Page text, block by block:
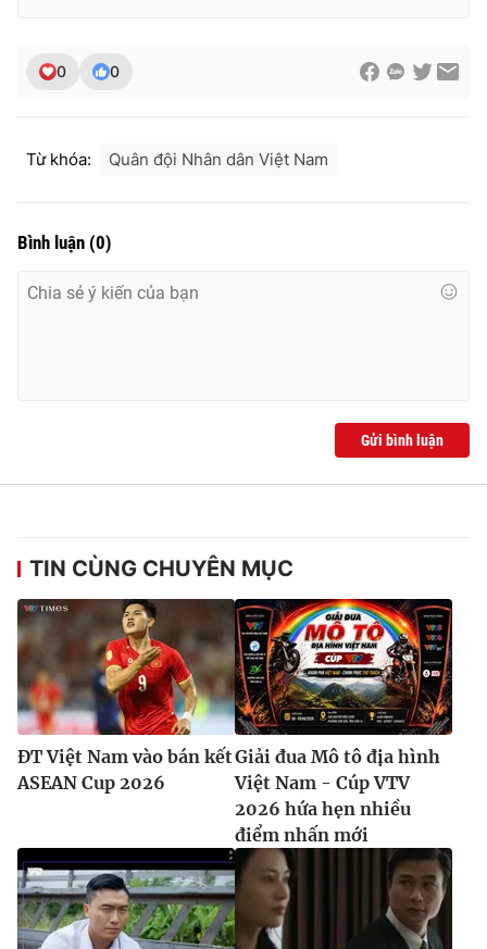
0 0
Từ khóa: Quân đội Nhân dân Việt Nam
Bình luận (0)
Gửi bình luận
TIN CÙNG CHUYÊN MỤC
ĐT Việt Nam vào bán kết
ASEAN Cup 2026
Giải đua Mô tô địa hình
Việt Nam - Cúp VTV
2026 hứa hẹn nhiều
điểm nhấn mới